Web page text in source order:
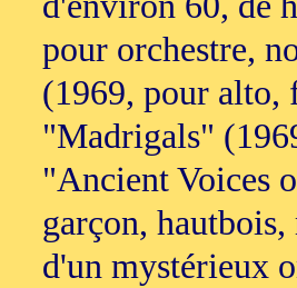
pour orchestre,
(1969, pour alto,
"Madrigals"
"Ancient Voices
garçon,
d'un mystérieux